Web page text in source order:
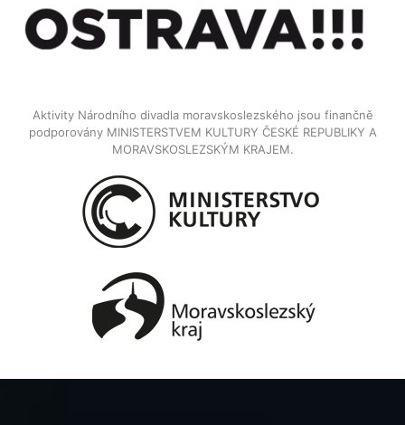
Aktivity Národního divadla moravskoslezského jsou finančně
podporovány MINISTERSTVEM KULTURY ČESKÉ REPUBLIKY A
MORAVSKOSLEZSKÝM KRAJEM.